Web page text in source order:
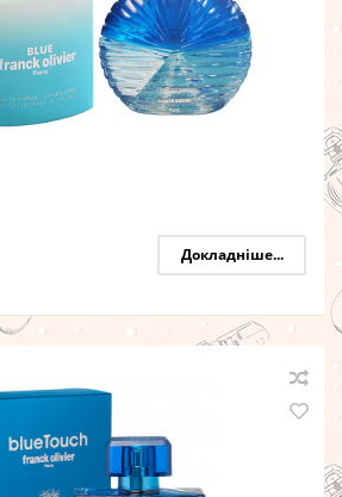
Докладніше...